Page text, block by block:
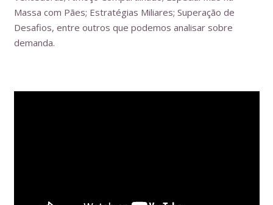
Massa com Pães; Estratégias Miliares; Superação de
Desafios, entre outros que podemos analisar sobre
demanda.